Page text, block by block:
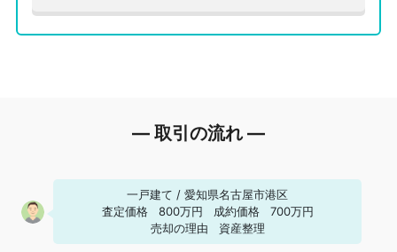
― 取引の流れ ―
一戸建て / 愛知県名古屋市港区
査定価格
800万円 成約価格
700万円
売却の理由
資産整理